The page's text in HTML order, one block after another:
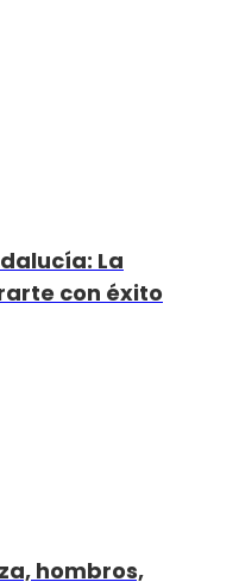
La
con éxito
hombros,